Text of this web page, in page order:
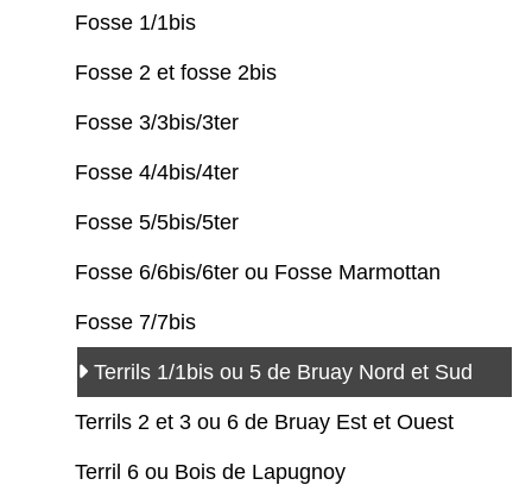
Fosse 1/1bis
Fosse 2 et fosse 2bis
Fosse 3/3bis/3ter
Fosse 4/4bis/4ter
Fosse 5/5bis/5ter
Fosse 6/6bis/6ter ou Fosse Marmottan
Fosse 7/7bis
Terrils 1/1bis ou 5 de Bruay Nord et Sud
Terrils 2 et 3 ou 6 de Bruay Est et Ouest
Terril 6 ou Bois de Lapugnoy